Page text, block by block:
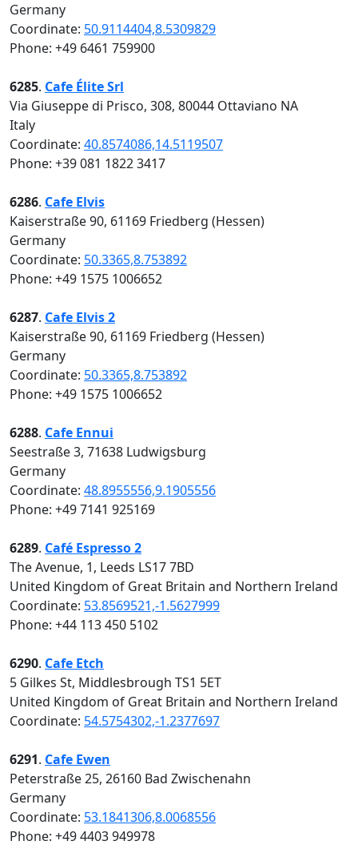
Germany
Coordinate: 50.9114404,8.5309829
Phone: +49 6461 759900
6285. Cafe Élite Srl
Via Giuseppe di Prisco, 308, 80044 Ottaviano NA
Italy
Coordinate: 40.8574086,14.5119507
Phone: +39 081 1822 3417
6286. Cafe Elvis
Kaiserstraße 90, 61169 Friedberg (Hessen)
Germany
Coordinate: 50.3365,8.753892
Phone: +49 1575 1006652
6287. Cafe Elvis 2
Kaiserstraße 90, 61169 Friedberg (Hessen)
Germany
Coordinate: 50.3365,8.753892
Phone: +49 1575 1006652
6288. Cafe Ennui
Seestraße 3, 71638 Ludwigsburg
Germany
Coordinate: 48.8955556,9.1905556
Phone: +49 7141 925169
6289. Café Espresso 2
The Avenue, 1, Leeds LS17 7BD
United Kingdom of Great Britain and Northern Ireland
Coordinate: 53.8569521,-1.5627999
Phone: +44 113 450 5102
6290. Cafe Etch
5 Gilkes St, Middlesbrough TS1 5ET
United Kingdom of Great Britain and Northern Ireland
Coordinate: 54.5754302,-1.2377697
6291. Cafe Ewen
Peterstraße 25, 26160 Bad Zwischenahn
Germany
Coordinate: 53.1841306,8.0068556
Phone: +49 4403 949978